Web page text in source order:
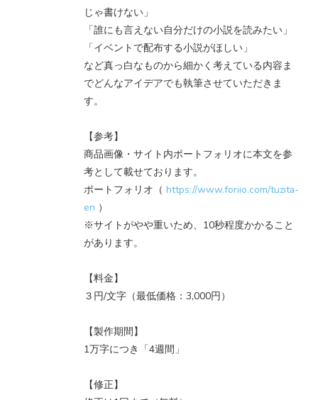
じゃ書けない」
「誰にも言えない自分だけの小説を読みたい」
「イベントで配布する小説がほしい」
など真っ白なものから細かく考えている内容ま
でどんなアイデアでも執筆させていただきま
す。
【参考】
商品画像・サイト内ポートフォリオに本文を参
考として載せております。
ポートフォリオ（ https://www.foriio.com/tuzita-
en ）
※サイトがやや重いため、10秒程度かかること
があります。
【料金】
３円/文字（最低価格：3,000円）
【製作期間】
1万字につき「4週間」
【修正】